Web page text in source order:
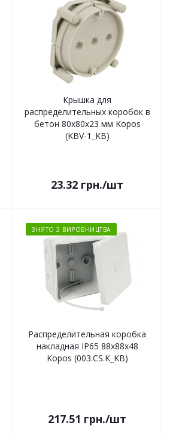
Крышка для
распределительных коробок в
бетон 80х80х23 мм Kopos
(KBV-1_KB)
23.32 грн./шт
ЗНЯТО З ВИРОБНИЦТВА
Распределительная коробка
накладная IP65 88х88х48
Kopos (003.CS.K_KB)
217.51 грн./шт